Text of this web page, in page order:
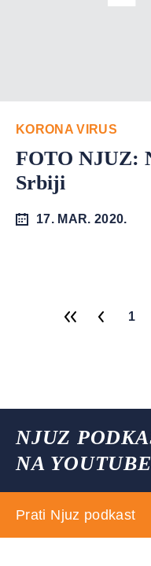
KORONA VIRUS
FOTO NJUZ:
Srbiji
17. MAR. 2020.
1
NJUZ
NA
Prati Njuz podkast